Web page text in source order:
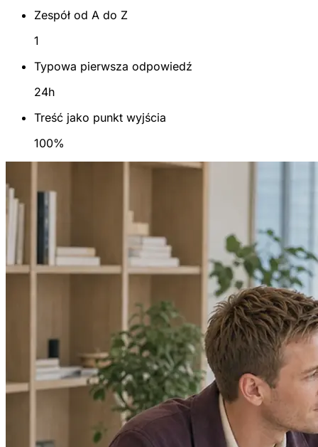
Zespół od A do Z
1
Typowa pierwsza odpowiedź
24h
Treść jako punkt wyjścia
100%